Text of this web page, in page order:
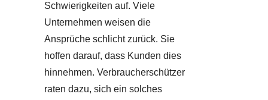
Schwierigkeiten auf. Viele
Unternehmen weisen die
Ansprüche schlicht zurück. Sie
hoffen darauf, dass Kunden dies
hinnehmen. Verbraucherschützer
raten dazu, sich ein solches